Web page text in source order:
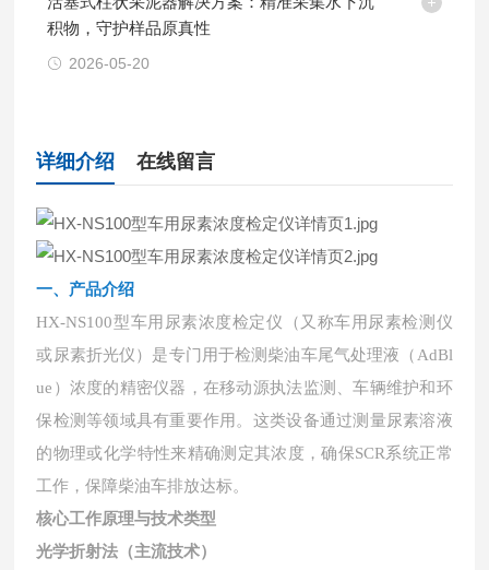
积物，守护样品原真性
2026-05-20
详细介绍 在线留言
一、 产品介绍
HX-NS100型车用尿素浓度检定仪（又称车用尿素检测仪
或尿素折光仪）是专门用于检测柴油车尾气处理液（AdBl
ue）浓度的精密仪器，在移动源执法监测、车辆维护和环
保检测等领域具有重要作用。这类设备通过测量尿素溶液
的物理或化学特性来精确测定其浓度，确保SCR系统正常
工作，保障柴油车排放达标。
核心工作原理与技术类型
光学折射法（主流技术）